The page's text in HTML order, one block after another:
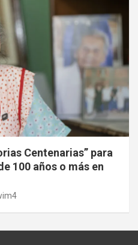
Centenarias” para
100 años o más en